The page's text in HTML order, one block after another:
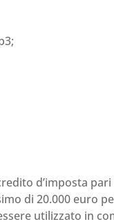
d’imposta
di 20.000 euro
utilizzato in